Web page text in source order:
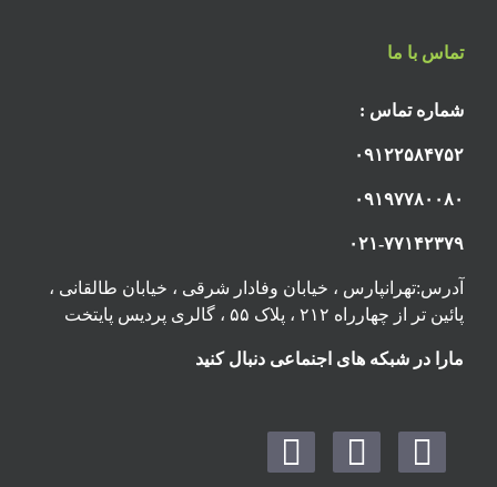
تماس با ما
شماره تماس :
۰۹۱۲۲۵۸۴۷۵۲
۰۹۱۹۷۷۸۰۰۸۰
۰۲۱-۷۷۱۴۲۳۷۹
آدرس:تهرانپارس ، خیابان وفادار شرقی ، خیابان طالقانی ،
پائین تر از چهارراه ۲۱۲ ، پلاک ۵۵ ، گالری پردیس پایتخت
مارا در شبکه های اجنماعی دنبال کنید